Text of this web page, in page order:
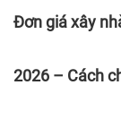
Đơn giá xây
2026 – Cách